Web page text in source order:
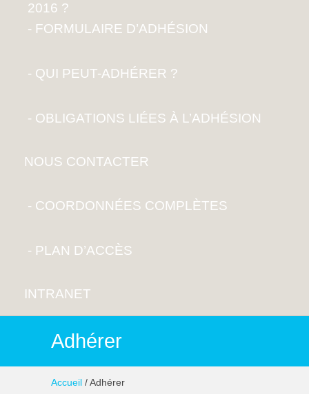
2016 ?
FORMULAIRE D’ADHÉSION
QUI PEUT-ADHÉRER ?
OBLIGATIONS LIÉES À L’ADHÉSION
NOUS CONTACTER
COORDONNÉES COMPLÈTES
PLAN D’ACCÈS
INTRANET
Adhérer
Accueil / Adhérer